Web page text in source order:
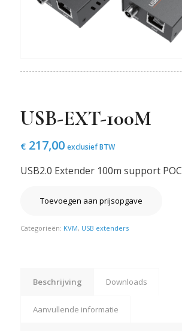
USB-EXT-100M
€217,00 exclusief BTW
USB2.0 Extender 100m support POC
Toevoegen aan prijsopgave
Categorieën: KVM, USB extenders
Beschrijving Downloads
Aanvullende informatie